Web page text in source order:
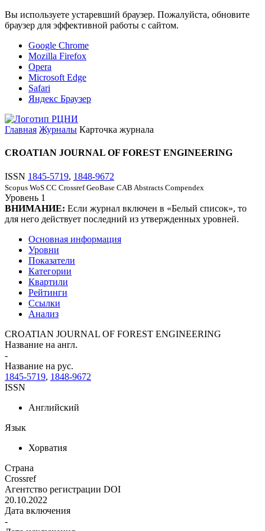
Вы используете устаревший браузер. Пожалуйста, обновите
браузер для эффективной работы с сайтом.
Google Chrome
Mozilla Firefox
Opera
Microsoft Edge
Safari
Яндекс Браузер
Главная Журналы Карточка журнала
CROATIAN JOURNAL OF FOREST ENGINEERING
ISSN 1845-5719, 1848-9672
Scopus WoS CC Crossref GeoBase CAB Abstracts Compendex
Уровень 1
ВНИМАНИЕ: Если журнал включен в «Белый список», то
для него действует последний из утвержденных уровней.
Основная информация
Уровни
Показатели
Категории
Квартили
Рейтинги
Ссылки
Анализ
CROATIAN JOURNAL OF FOREST ENGINEERING
Название на англ.
-
Название на рус.
1845-5719, 1848-9672
ISSN
Английский
Язык
Хорватия
Страна
Crossref
Агентство регистрации DOI
20.10.2022
Дата включения
-